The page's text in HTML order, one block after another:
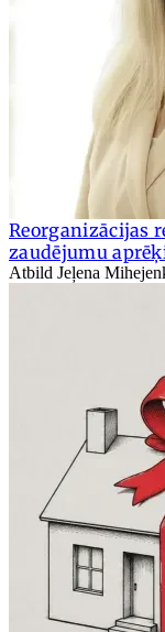
Reorganizācijas
zaudējumu
Atbild Jeļena